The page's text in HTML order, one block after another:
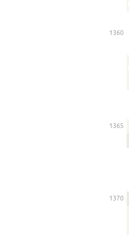
1360
1365
1370